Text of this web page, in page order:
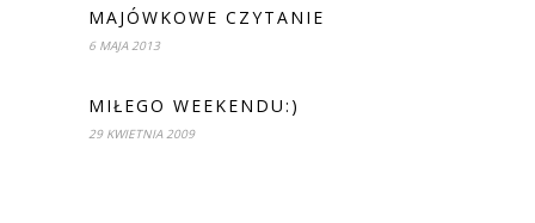
MAJÓWKOWE CZYTANIE
6 MAJA 2013
MIŁEGO WEEKENDU:)
29 KWIETNIA 2009